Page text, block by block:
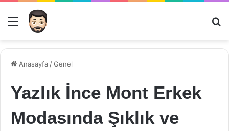
Menü
Anasayfa /Genel
Yazlık İnce Mont Erkek
Modasında Şıklık ve